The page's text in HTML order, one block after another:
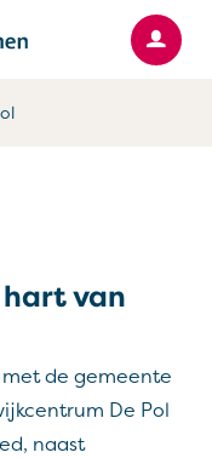
van
met de gemeente
De Pol
naast